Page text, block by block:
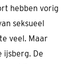
hebben vorig
seksueel
veel. Maar
ijsberg. De